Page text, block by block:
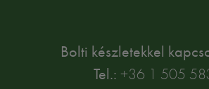
Bolti készletekkel
Tel.: +36 1 505